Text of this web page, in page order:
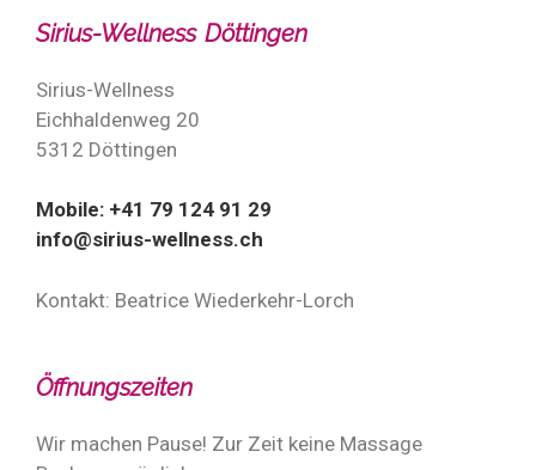
Sirius-Wellness Döttingen
Sirius-Wellness
Eichhaldenweg 20
5312 Döttingen
Mobile: +41 79 124 91 29
info@sirius-wellness.ch
Kontakt: Beatrice Wiederkehr-Lorch
Öffnungszeiten
Wir machen Pause! Zur Zeit keine Massage